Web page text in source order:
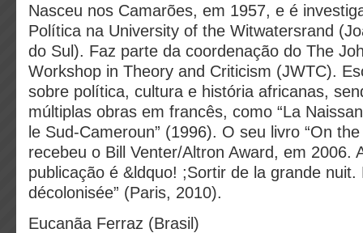
Nasceu nos Camarões, em 1957, e é
Política na University of the Witwatersrand
do Sul). Faz parte da coordenação do The
Workshop in Theory and Criticism (JWTC).
sobre política, cultura e história africanas,
múltiplas obras em francês, como “La
le Sud-Cameroun” (1996). O seu livro “On
recebeu o Bill Venter/Altron Award, em 2006.
publicação é &ldquo! ;Sortir de la grande nuit.
décolonisée” (Paris, 2010).
Eucanãa Ferraz (Brasil)